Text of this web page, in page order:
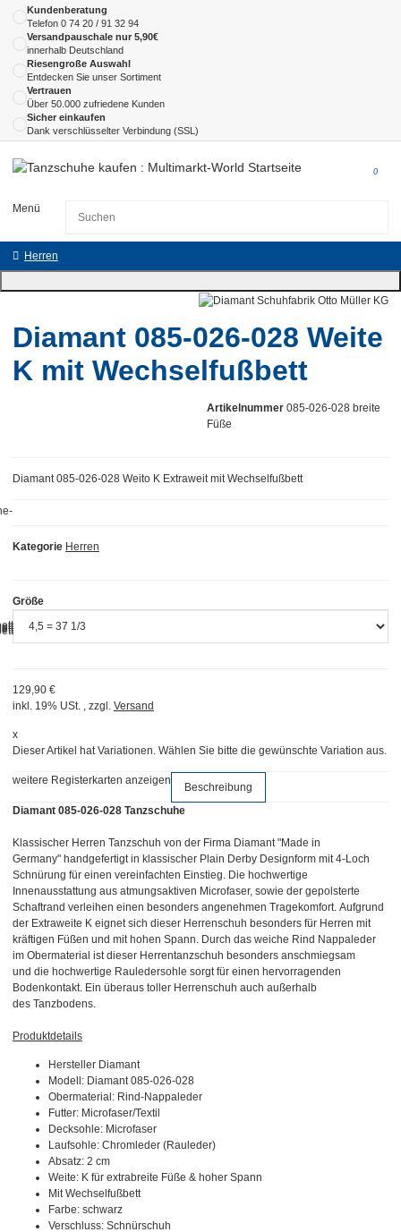
Kundenberatung
Telefon 0 74 20 / 91 32 94
Versandpauschale nur 5,90€
innerhalb Deutschland
Riesengroße Auswahl
Entdecken Sie unser Sortiment
Vertrauen
Über 50.000 zufriedene Kunden
Sicher einkaufen
Dank verschlüsselter Verbindung (SSL)
Menü
0
Herren
Diamant 085-026-028 Weite
K mit Wechselfußbett
Artikelnummer 085-026-028 breite
Füße
Kategorie Herren
Diamant 085-026-028 Weito K Extraweit mit Wechselfußbett
Größe
129,90 €
inkl. 19% USt. , zzgl. Versand
x
Dieser Artikel hat Variationen. Wählen Sie bitte die gewünschte Variation aus.
weitere Registerkarten anzeigen
Beschreibung
Diamant 085-026-028 Tanzschuhe
Klassischer Herren Tanzschuh von der Firma Diamant "Made in
Germany" handgefertigt in klassischer Plain Derby Designform mit 4-Loch
Schnürung für einen vereinfachten Einstieg. Die hochwertige
Innenausstattung aus atmungsaktiven Microfaser, sowie der gepolsterte
Schaftrand verleihen einen besonders angenehmen Tragekomfort. Aufgrund
der Extraweite K eignet sich dieser Herrenschuh besonders für Herren mit
kräftigen Füßen und mit hohen Spann. Durch das weiche Rind Nappaleder
im Obermaterial ist dieser Herrentanzschuh besonders anschmiegsam
und die hochwertige Rauledersohle sorgt für einen hervorragenden
Bodenkontakt. Ein überaus toller Herrenschuh auch außerhalb
des Tanzbodens.
Produktdetails
Hersteller Diamant
Modell: Diamant 085-026-028
Obermaterial: Rind-Nappaleder
Futter: Microfaser/Textil
Decksohle: Microfaser
Laufsohle: Chromleder (Rauleder)
Absatz: 2 cm
Weite: K für extrabreite Füße & hoher Spann
Mit Wechselfußbett
Farbe: schwarz
Verschluss: Schnürschuh